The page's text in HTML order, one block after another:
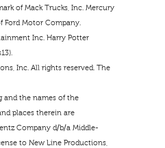
of Mack Trucks, Inc. Mercury
Ford Motor Company.
Inc. Harry Potter
Inc. All rights reserved. The
and the names of the
places therein are
Company d/b/a Middle-
to New Line Productions,